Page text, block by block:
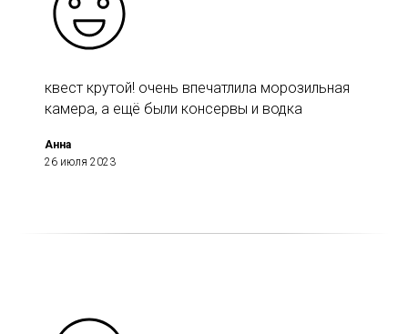
квест крутой! очень впечатлила морозильная
камера, а ещё были консервы и водка
Анна
26 июля 2023